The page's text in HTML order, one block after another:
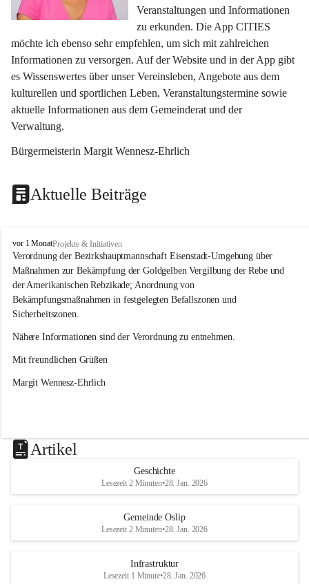
Veranstaltungen und Informationen
zu erkunden. Die App CITIES
möchte ich ebenso sehr empfehlen, um sich mit zahlreichen
Informationen zu versorgen. Auf der Website und in der App gibt
es Wissenswertes über unser Vereinsleben, Angebote aus dem
kulturellen und sportlichen Leben, Veranstaltungstermine sowie
aktuelle Informationen aus dem Gemeinderat und der
Verwaltung.
Bürgermeisterin Margit Wennesz-Ehrlich
Aktuelle Beiträge
O
s
l
i
p
vor 1 MonatProjekte & Initiativen
Verordnung der Bezirkshauptmannschaft Eisenstadt-Umgebung über
Maßnahmen zur Bekämpfung der Goldgelben Vergilbung der Rebe und
der Amerikanischen Rebzikade; Anordnung von
Bekämpfungsmaßnahmen in festgelegten Befallszonen und
Sicherheitszonen.
Nähere Informationen sind der Verordnung zu entnehmen.
Mit freundlichen Grüßen
Margit Wennesz-Ehrlich
Artikel
Geschichte
Lesezeit 2 Minuten•28. Jan. 2026
Gemeinde Oslip
Lesezeit 2 Minuten•28. Jan. 2026
Infrastruktur
Lesezeit 1 Minute•28. Jan. 2026